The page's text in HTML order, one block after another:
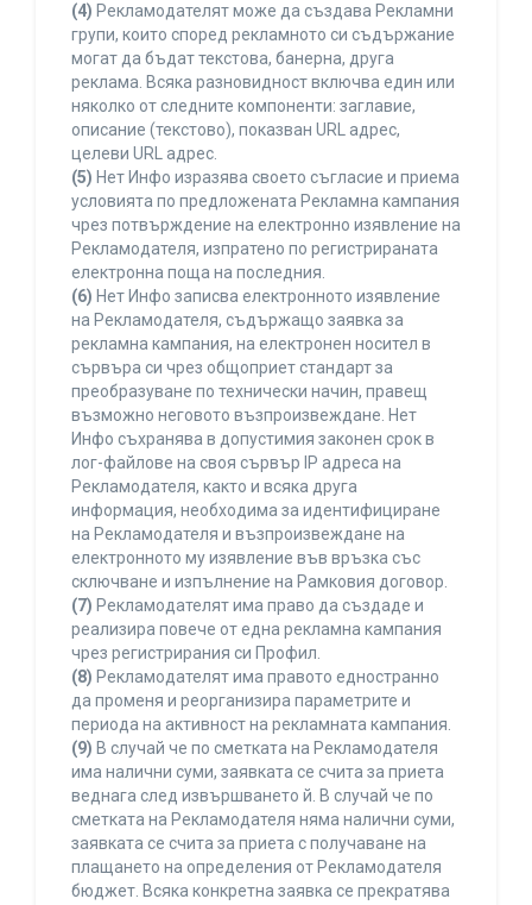
(4) Рекламодателят може да създава Рекламни
групи, които според рекламното си съдържание
могат да бъдат текстова, банерна, друга
реклама. Всяка разновидност включва един или
няколко от следните компоненти: заглавие,
описание (текстово), показван URL адрес,
целеви URL адрес.
(5) Нет Инфо изразява своето съгласие и приема
условията по предложената Рекламна кампания
чрез потвърждение на електронно изявление на
Рекламодателя, изпратено по регистрираната
електронна поща на последния.
(6) Нет Инфо записва електронното изявление
на Рекламодателя, съдържащо заявка за
рекламна кампания, на електронен носител в
сървъра си чрез общоприет стандарт за
преобразуване по технически начин, правещ
възможно неговото възпроизвеждане. Нет
Инфо съхранява в допустимия законен срок в
лог-файлове на своя сървър IP адреса на
Рекламодателя, както и всяка друга
информация, необходима за идентифициране
на Рекламодателя и възпроизвеждане на
електронното му изявление във връзка със
сключване и изпълнение на Рамковия договор.
(7) Рекламодателят има право да създаде и
реализира повече от една рекламна кампания
чрез регистрирания си Профил.
(8) Рекламодателят има правото едностранно
да променя и реорганизира параметрите и
периода на активност на рекламната кампания.
(9) В случай че по сметката на Рекламодателя
има налични суми, заявката се счита за приета
веднага след извършването й. В случай че по
сметката на Рекламодателя няма налични суми,
заявката се счита за приета с получаване на
плащането на определения от Рекламодателя
бюджет. Всяка конкретна заявка се прекратява